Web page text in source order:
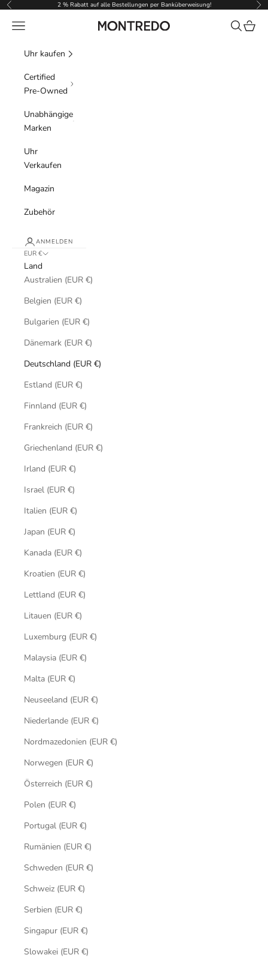
Zum Inhalt springen
Zurück 2 % Rabatt auf alle Bestellungen per Banküberweisung! Vor
Montredo
Menü Suchen
Uhr kaufen
Certified
Pre-Owned
Unabhängige
Marken
Uhr
Verkaufen
Magazin
Zubehör
ANMELDEN
EUR €
Land
Australien (EUR €)
Belgien (EUR €)
Bulgarien (EUR €)
Dänemark (EUR €)
Deutschland (EUR €)
Estland (EUR €)
Finnland (EUR €)
Frankreich (EUR €)
Griechenland (EUR €)
Irland (EUR €)
Israel (EUR €)
Italien (EUR €)
Japan (EUR €)
Kanada (EUR €)
Kroatien (EUR €)
Lettland (EUR €)
Litauen (EUR €)
Luxemburg (EUR €)
Malaysia (EUR €)
Malta (EUR €)
Neuseeland (EUR €)
Niederlande (EUR €)
Nordmazedonien (EUR €)
Norwegen (EUR €)
Österreich (EUR €)
Polen (EUR €)
Portugal (EUR €)
Rumänien (EUR €)
Schweden (EUR €)
Schweiz (EUR €)
Serbien (EUR €)
Singapur (EUR €)
Slowakei (EUR €)